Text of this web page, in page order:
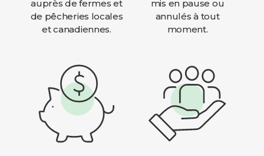
auprès de fermes et
de pêcheries locales
et canadiennes.
mis en pause ou
annulés à tout
moment.